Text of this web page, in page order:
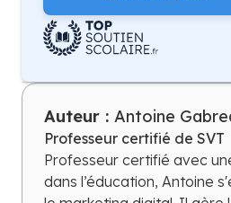
Auteur : Antoine
Professeur certifié de SVT
Professeur certifié avec
dans l’éducation, Antoine